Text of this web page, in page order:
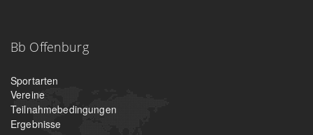
Bb Offenburg
Sportarten
Vereine
Teilnahmebedingungen
Ergebnisse